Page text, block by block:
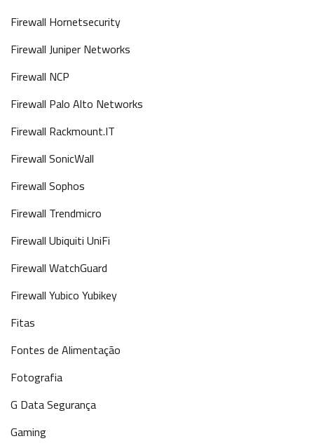
Firewall Hornetsecurity
Firewall Juniper Networks
Firewall NCP
Firewall Palo Alto Networks
Firewall Rackmount.IT
Firewall SonicWall
Firewall Sophos
Firewall Trendmicro
Firewall Ubiquiti UniFi
Firewall WatchGuard
Firewall Yubico Yubikey
Fitas
Fontes de Alimentação
Fotografia
G Data Segurança
Gaming